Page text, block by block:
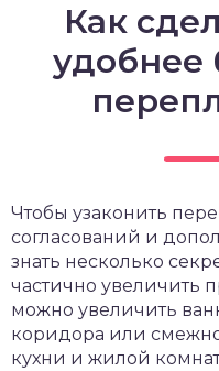
Как
удобнее
Чтобы узаконить
согласований и
знать несколько
частично увеличить
можно увеличить
коридора или
кухни и жилой